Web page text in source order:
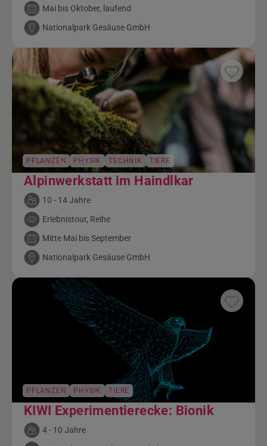
Mai bis Oktober, laufend
Nationalpark Gesäuse GmbH
PFLANZEN PHYSIK TECHNIK TIERE
Alpinwerkstatt im Haindlkar
10 - 14 Jahre
Erlebnistour, Reihe
Mitte Mai bis September
Nationalpark Gesäuse GmbH
PFLANZEN PHYSIK TIERE
KIWI Experimentierecke: Bionik
4 - 10 Jahre